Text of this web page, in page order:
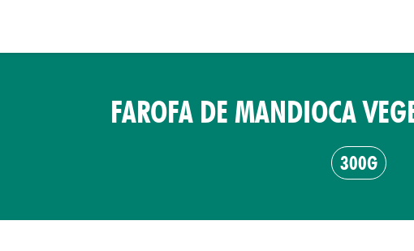
Especiarias
FAROFA DE MANDIOCA
300G